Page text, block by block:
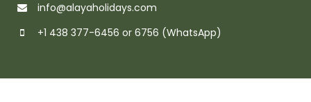
info@alayaholidays.com
+1 438 377-6456 or 6756 (WhatsApp)